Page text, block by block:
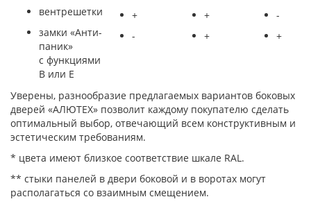
вентрешетки
замки «Анти-
паник»
с функциями
В или E
+
-
+
+
-
+
Уверены, разнообразие предлагаемых вариантов боковых
дверей «АЛЮТЕХ» позволит каждому покупателю сделать
оптимальный выбор, отвечающий всем конструктивным и
эстетическим требованиям.
* цвета имеют близкое соответствие шкале RAL.
** стыки панелей в двери боковой и в воротах могут
располагаться со взаимным смещением.